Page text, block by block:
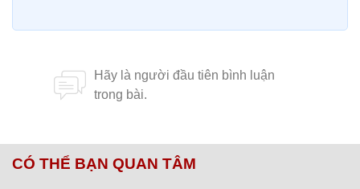
CÓ THỂ BẠN QUAN TÂM